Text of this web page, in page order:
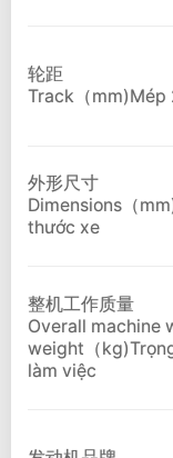
轮距
Track（mm)Mép
外形尺寸
Dimensions（
thước xe
整机工作质量
Overall machine
weight（
làm việc